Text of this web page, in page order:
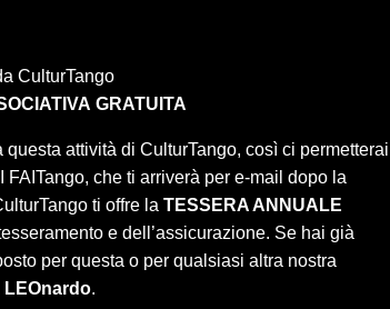
CulturTango
GRATUITA
questa attività di CulturTango, così ci permetterai
FAITango, che ti arriverà per e-mail dopo la
ti offre la TESSERA ANNUALE
e dell’assicurazione. Se hai già
per questa o per qualsiasi altra nostra
LEOnardo.